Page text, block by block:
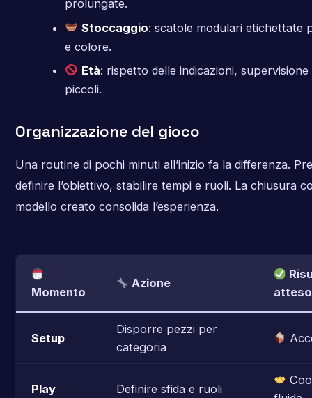
prolungate.
Stoccaggio: scatole modulari etichettate
e colore.
Età: rispetto delle indicazioni,
piccoli.
Organizzazione del gioco
Una routine di pochi minuti all’inizio fa la differenza.
definire l’obiettivo, stabilire tempi e ruoli. La chiusura
modello creato consolida l’esperienza.
Momento
Azione
atteso
Setup
Disporre pezzi per
categoria
Play Definire sfida e ruoli